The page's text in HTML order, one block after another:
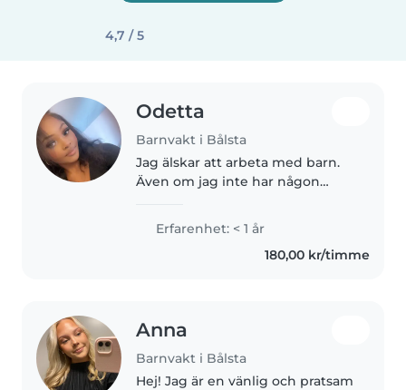
4,7 / 5
Odetta
Barnvakt i Bålsta
Jag älskar att arbeta med barn.
Även om jag inte har någon
barnvakt, är jag entusiastisk,
lugn och omtänksam. Jag är
bekväm med att ta hand om
Erfarenhet: < 1 år
180,00 kr/timme
Anna
Barnvakt i Bålsta
Hej! Jag är en vänlig och pratsam